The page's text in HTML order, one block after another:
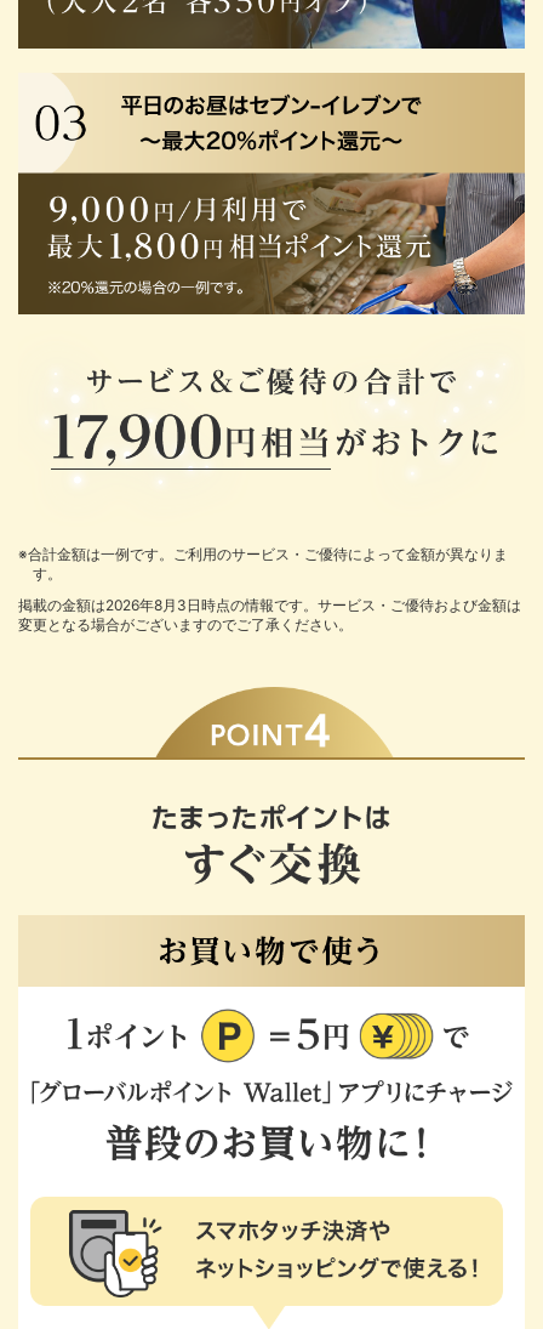
※合計金額は一例です。ご利用のサービス・ご優待によって金額が異なりま
す。
掲載の金額は2026年8月3日時点の情報です。サービス・ご優待および金額は
変更となる場合がございますのでご了承ください。